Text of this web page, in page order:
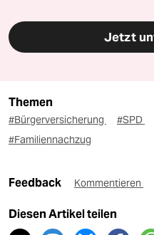
Jetzt
Themen
#Bürgerversicherung #SPD
#Familiennachzug
Feedback Kommentieren
Diesen Artikel teilen